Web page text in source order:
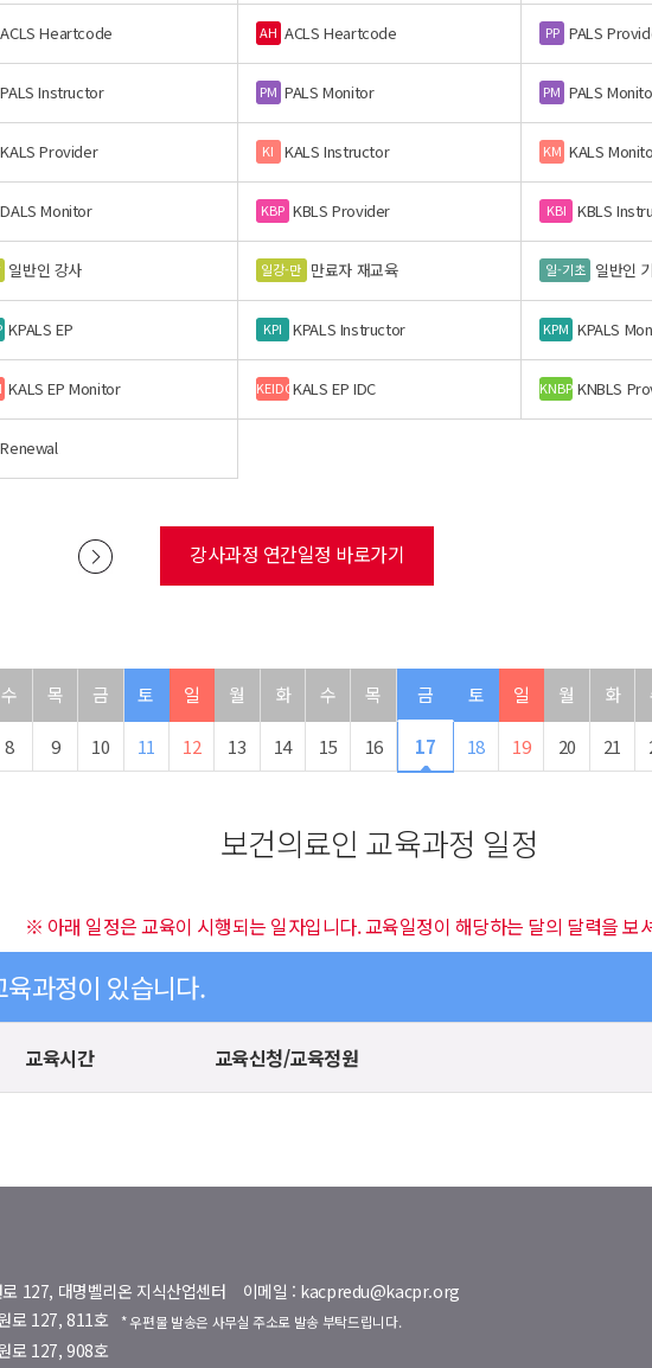
ACLS Heartcode AH ACLS Heartcode PP PALS
PALS Instructor PM PALS Monitor PM PALS
KALS Provider KI KALS Instructor KM KALS
DALS Monitor KBP KBLS Provider KBI KBLS
일반인 강사 일강-만 만료자 재교육 일-기초 일반인
KPALS EP KPI KPALS Instructor KPM KPALS
KALS EP Monitor KEIDCKALS EP IDC KNBP KNBLS
Renewal
강사과정 연간일정 바로가기
수 목 금 토 일 월 화 수 목 금 토 일 월 화
8 9 10 11 12 13 14 15 16 17 18 19 20 21
보건의료인 교육과정 일정
※ 아래 일정은 교육이 시행되는 일자입니다. 교육일정이 해당하는 달의 달력을 보
과정이 있습니다.
교육시간 교육신청/교육정원
127, 대명벨리온 지식산업센터 이메일 : kacpredu@kacpr.org
로 127, 811호
* 우편물 발송은 사무실 주소로 발송 부탁드립니다.
로 127, 908호